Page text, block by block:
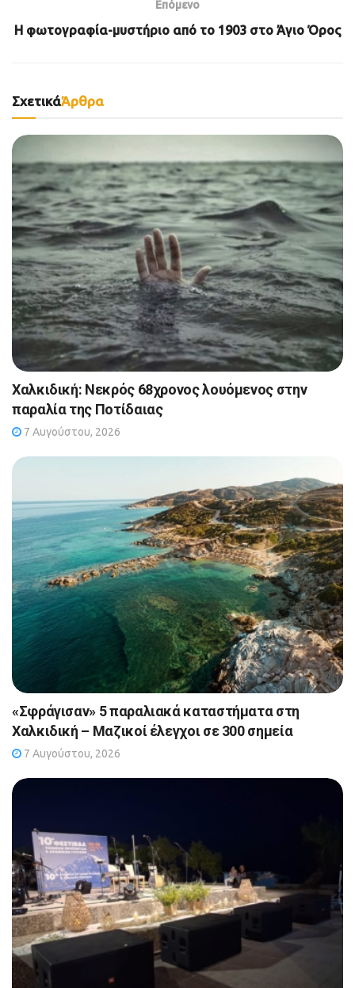
Επόμενο
Η φωτογραφία-μυστήριο από το 1903 στο Άγιο Όρος
ΣχετικάΆρθρα
Χαλκιδική: Νεκρός 68χρονος λουόμενος στην
παραλία της Ποτίδαιας
7 Αυγούστου, 2026
«Σφράγισαν» 5 παραλιακά καταστήματα στη
Χαλκιδική – Μαζικοί έλεγχοι σε 300 σημεία
7 Αυγούστου, 2026